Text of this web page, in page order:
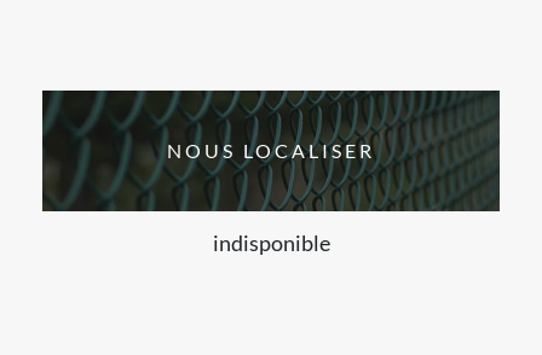
NOUS LOCALISER
indisponible